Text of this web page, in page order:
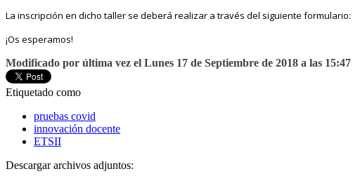
La inscripción en dicho taller se deberá realizar a través del siguiente formulario:
¡Os esperamos!
Modificado por última vez el Lunes 17 de Septiembre de 2018 a las 15:47
Etiquetado como
pruebas covid
innovación docente
ETSII
Descargar archivos adjuntos: